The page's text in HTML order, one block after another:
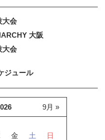
大会
大阪
大会
ジュール
金 土 日
9月 »